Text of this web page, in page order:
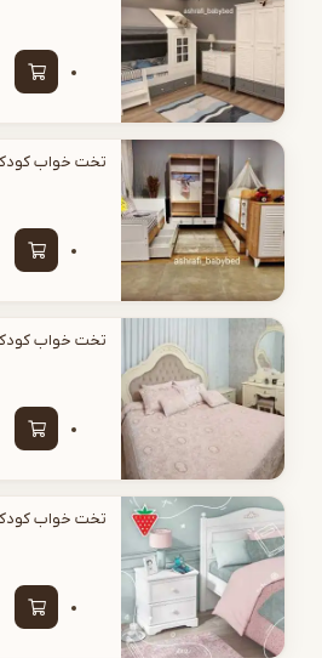
تخت خواب کودک مدل | bedkid-H450
تخت خواب کودک مدل | bedkid-H449
تخت خواب کودک مدل | bedkid-H448